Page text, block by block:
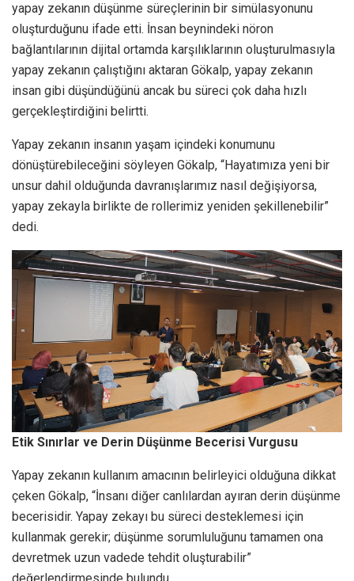
yapay zekanın düşünme süreçlerinin bir simülasyonunu
oluşturduğunu ifade etti. İnsan beynindeki nöron
bağlantılarının dijital ortamda karşılıklarının oluşturulmasıyla
yapay zekanın çalıştığını aktaran Gökalp, yapay zekanın
insan gibi düşündüğünü ancak bu süreci çok daha hızlı
gerçekleştirdiğini belirtti.
Yapay zekanın insanın yaşam içindeki konumunu
dönüştürebileceğini söyleyen Gökalp, “Hayatımıza yeni bir
unsur dahil olduğunda davranışlarımız nasıl değişiyorsa,
yapay zekayla birlikte de rollerimiz yeniden şekillenebilir”
dedi.
Etik Sınırlar ve Derin Düşünme Becerisi Vurgusu
Yapay zekanın kullanım amacının belirleyici olduğuna dikkat
çeken Gökalp, “İnsanı diğer canlılardan ayıran derin düşünme
becerisidir. Yapay zekayı bu süreci desteklemesi için
kullanmak gerekir; düşünme sorumluluğunu tamamen ona
devretmek uzun vadede tehdit oluşturabilir”
değerlendirmesinde bulundu.